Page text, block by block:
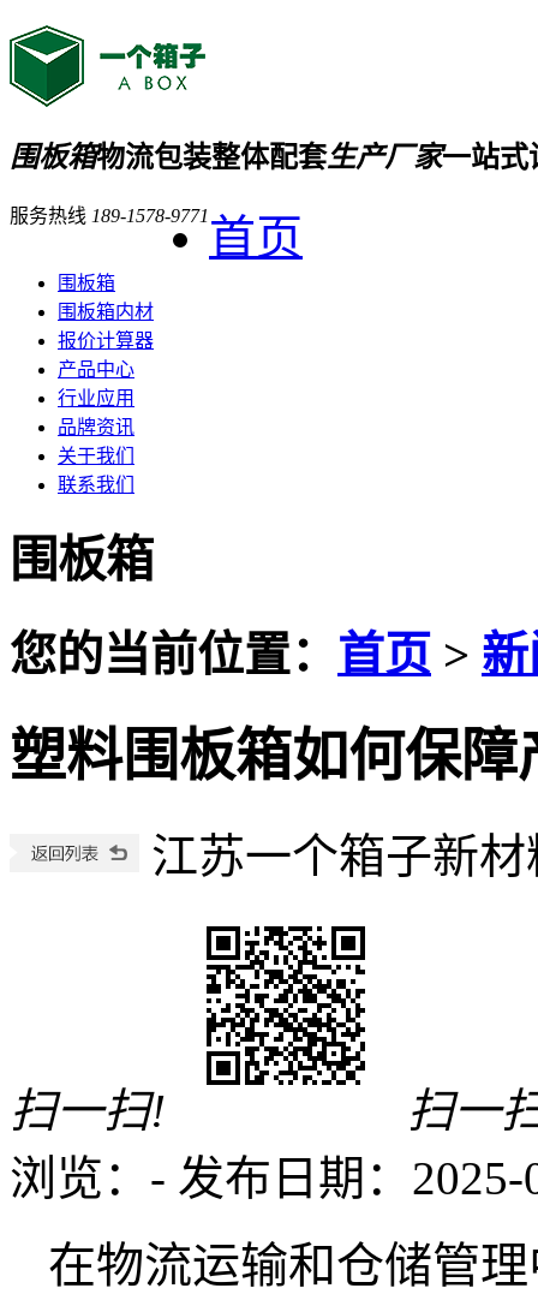
围板箱物流包装整体配套生产厂家一站式
服务热线 189-1578-9771 首页
围板箱
围板箱内材
报价计算器
产品中心
行业应用
品牌资讯
关于我们
联系我们
围板箱
您的当前位置： 首页 >
塑料围板箱如何保
江苏一个箱子新
扫一扫!
扫一
浏览： - 发布日期：2025-
在物流运输和仓储管